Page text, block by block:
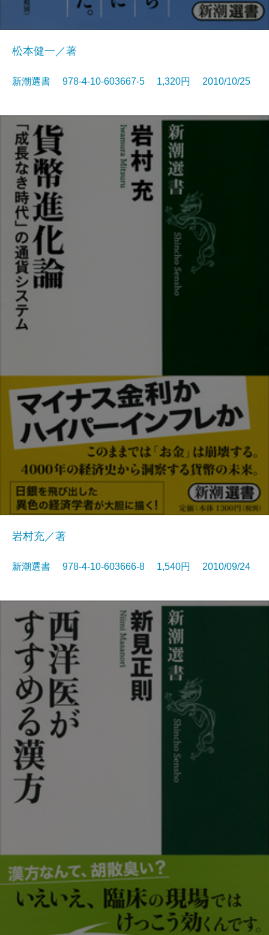
松本健一／著
新潮選書 978-4-10-603667-5 1,320円 2010/10/25
岩村充／著
新潮選書 978-4-10-603666-8 1,540円 2010/09/24